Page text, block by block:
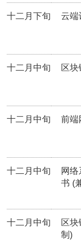
十二月下旬 云端
十二月中旬 区
十二月中旬 前端
十二月中旬
网
书 (
十二月中旬
区
制)